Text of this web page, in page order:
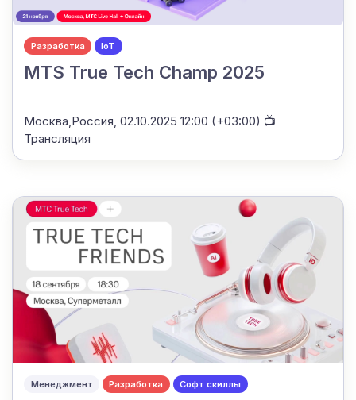
Разработка IoT
MTS True Tech Champ 2025
Москва,Россия,02.10.2025 12:00 (+03:00) 📺
Трансляция
Менеджмент Разработка Софт скиллы